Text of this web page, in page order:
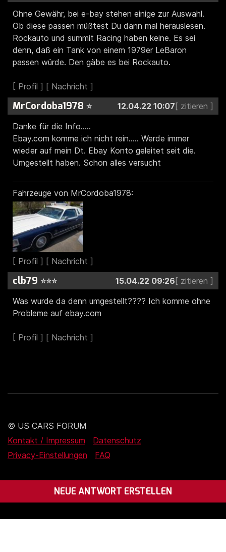
Ohne Gewähr, bei e-bay stehen einige zur Auswahl.
Ob diese passen müßtest Du dann mal herauslesen.
Rockauto und summit Racing haben keine. Es sei
denn, daß ein Tank von einem 1979er LeBaron
passen würde. Den gäbe es bei Rockauto.
MrCordoba1978 ⭐
12.04.22 10:07
Danke für die Info.....
Ebay.com komme ich nicht rein..... Werde immer
wieder auf mein Dt. Ebay Konto geleitet seit die.
Umgestellt haben. Schon alles versucht
Fahrzeuge von MrCordoba1978:
clb79 ⭐⭐⭐
15.04.22 09:26
Was wurde da denn umgestellt???? Ich komme ohne
Probleme auf ebay.com
NEUE ANTWORT ERSTELLEN
© US CARS FORUM
Kontakt / Impressum
Datenschutz
Privacy-Einstellungen
FAQ